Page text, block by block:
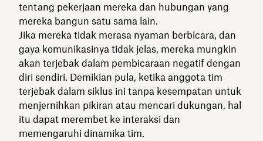
tentang pekerjaan mereka dan hubungan yang
mereka bangun satu sama lain.
Jika mereka tidak merasa nyaman berbicara, dan
gaya komunikasinya tidak jelas, mereka mungkin
akan terjebak dalam pembicaraan negatif dengan
diri sendiri. Demikian pula, ketika anggota tim
terjebak dalam siklus ini tanpa kesempatan untuk
menjernihkan pikiran atau mencari dukungan, hal
itu dapat merembet ke interaksi dan
memengaruhi dinamika tim.